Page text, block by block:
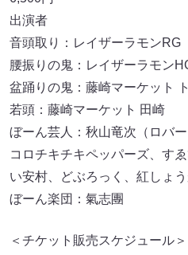
出演者
音頭取り：レイザーラモンRG
腰振りの鬼：レイザーラモン
盆踊りの鬼：藤崎マーケット
若頭：藤崎マーケット 田崎
ぼーん芸人：秋山竜次（ロバ
コロチキチキペッパーズ、す
い安村、どぶろっく、紅しょ
ぼーん楽団：氣志團
＜チケット販売スケジュール＞